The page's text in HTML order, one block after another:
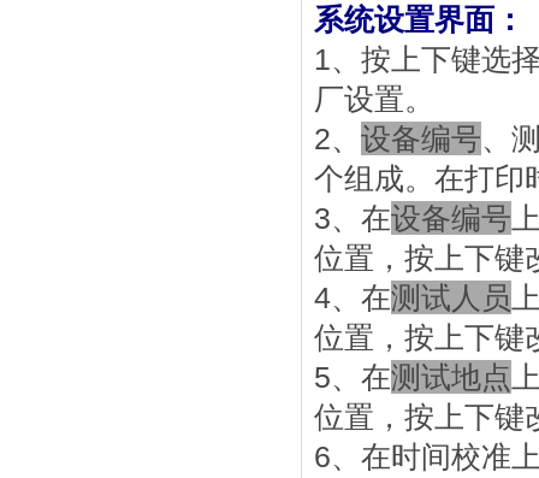
系统设置界面：
1、按上下键选
厂设置。
2、 设备编号、
个组成。在打印
3、在设备编号
位置，按上下键
4、在测试人员
位置，按上下键
5、在测试地点
位置，按上下键
6、在时间校准